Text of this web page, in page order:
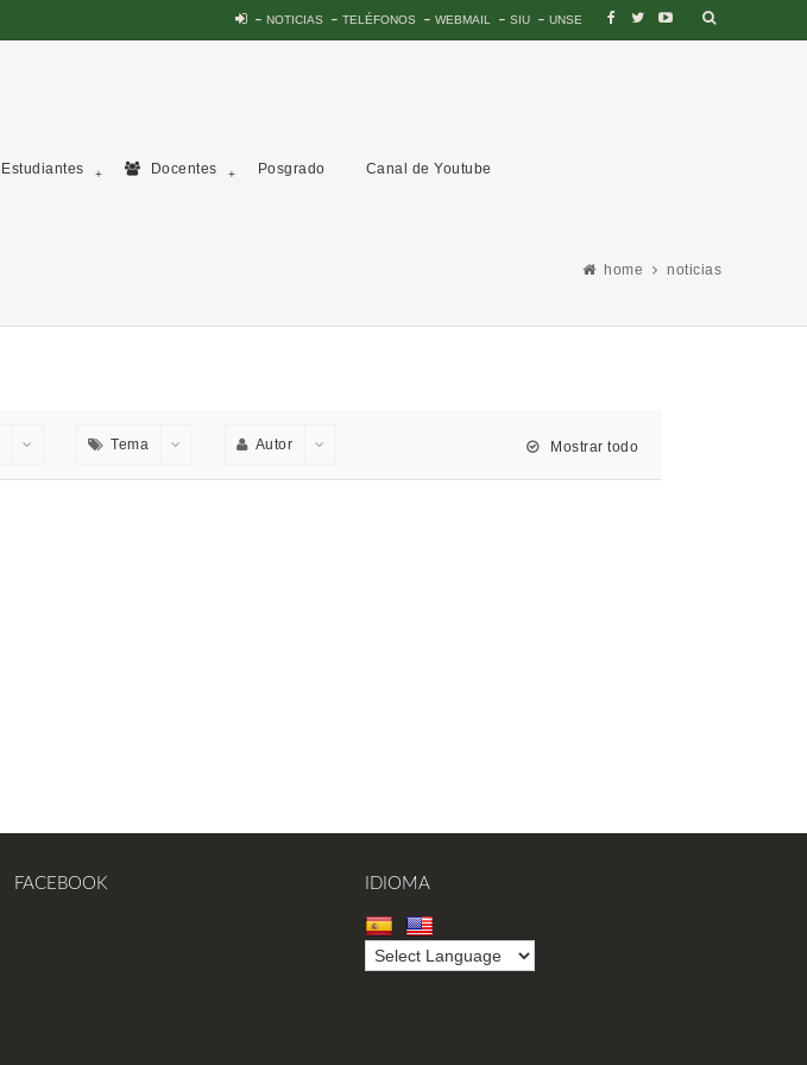
NOTICIAS TELÉFONOS WEBMAIL SIU UNSE
Estudiantes Docentes Posgrado Canal de Youtube
home noticias
Tema Autor Mostrar todo
FACEBOOK IDIOMA